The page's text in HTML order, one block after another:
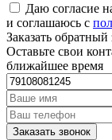
Даю согласие
и соглашаюсь с
Заказать обратный
Оставьте свои
ближайшее время
Заказать звонок